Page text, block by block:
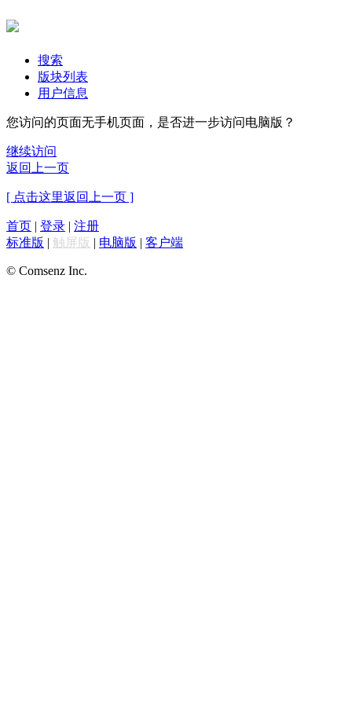
搜索
版块列表
用户信息
您访问的页面无手机页面，是否进一步访问电脑版？
继续访问
返回上一页
[ 点击这里返回上一页 ]
首页 | 登录 | 注册
标准版 | 触屏版 | 电脑版 | 客户端
© Comsenz Inc.